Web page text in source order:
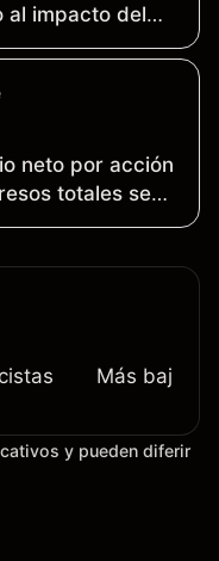
al impacto del
neto por acción
totales se
USD frente a 2T
Más bajistas
y pueden diferir